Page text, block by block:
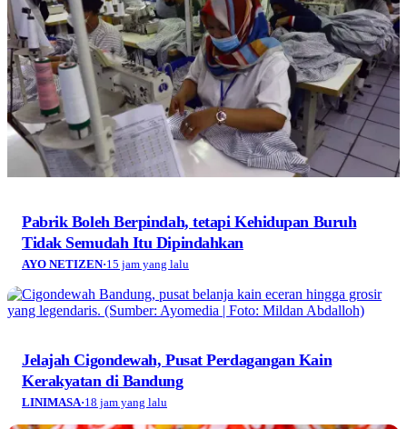
Pabrik Boleh Berpindah, tetapi Kehidupan Buruh
Tidak Semudah Itu Dipindahkan
AYO NETIZEN·15 jam yang lalu
Jelajah Cigondewah, Pusat Perdagangan Kain
Kerakyatan di Bandung
LINIMASA·18 jam yang lalu